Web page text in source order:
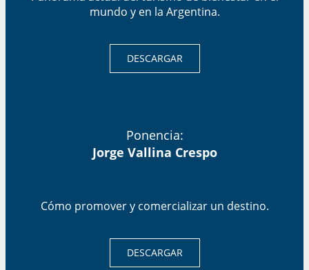
mundo y en la Argentina.
DESCARGAR
Ponencia:
Jorge Vallina Crespo
Cómo promover y comercializar un destino.
DESCARGAR